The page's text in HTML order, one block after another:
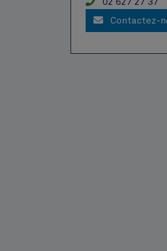
Contactez-